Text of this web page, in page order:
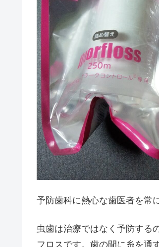
予防歯科に熱心な歯医者を常
虫歯は治療ではなく予防する
フロスです。歯の間に糸を通